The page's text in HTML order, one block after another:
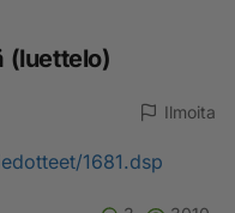
(luettelo)
Ilmoita
1681.dsp